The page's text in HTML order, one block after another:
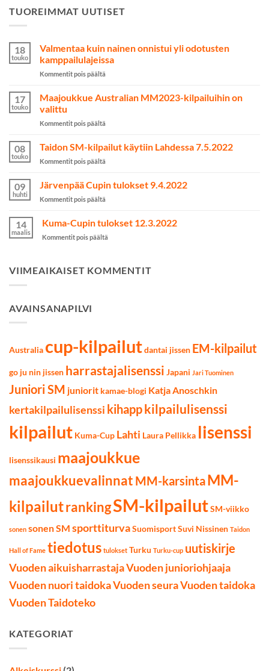
TUOREIMMAT UUTISET
18
touko
Valmentaa kuin nainen onnistui yli odotusten
kamppailulajeissa
Kommentit pois päältä
kuin
kamppailulajeissa
17
touko
Maajoukkue Australian MM2023-kilpailuihin on
valittu
Kommentit pois päältä
Australian
valittu
08
touko
Taidon SM-kilpailut käytiin Lahdessa 7.5.2022
Kommentit pois päältä
SM-
7.5.2022
09
huhti
Järvenpää Cupin tulokset 9.4.2022
Kommentit pois päältä
Cupin
9.4.2022
14
maalis
Kuma-Cupin tulokset 12.3.2022
Kommentit pois päältä
tulokset
VIIMEAIKAISET KOMMENTIT
AVAINSANAPILVI
Australia cup-kilpailutdantai jissen EM-kilpailut
go ju nin jissen harrastajalisenssi Japani Jari Tuominen
Juniori SM juniorit kamae-blogi Katja Anoschkin
kertakilpailulisenssi kihappkilpailulisenssi
kilpailut Kuma-Cup Lahti Laura Pellikka lisenssi
lisenssikausi maajoukkue
maajoukkuevalinnat MM-karsintaMM-
kilpailutrankingSM-kilpailutSM-viikko
sonen sonen SM sporttiturvaSuomisportSuvi Nissinen Taidon
Hall of Fame tiedotus tulokset Turku Turku-cup uutiskirje
Vuoden aikuisharrastajaVuoden junioriohjaaja
Vuoden nuori taidokaVuoden seuraVuoden taidoka
Vuoden Taidoteko
KATEGORIAT